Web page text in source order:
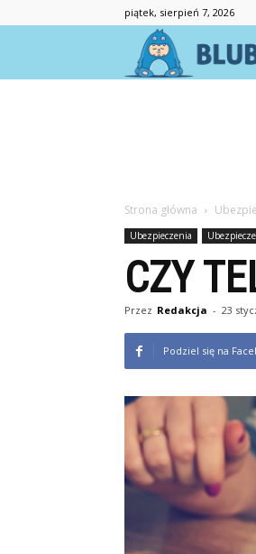
piątek, sierpień 7, 2026
Strona główna
Ubezpieczenia
CZY
Przez Redakcja - 23
Podziel się na